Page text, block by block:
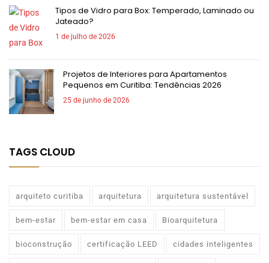
Tipos de Vidro para Box: Temperado, Laminado ou
Jateado?
1 de julho de 2026
Projetos de Interiores para Apartamentos
Pequenos em Curitiba: Tendências 2026
25 de junho de 2026
TAGS CLOUD
arquiteto curitiba arquitetura arquitetura sustentável
bem-estar bem-estar em casa Bioarquitetura
bioconstrução certificação LEED cidades inteligentes